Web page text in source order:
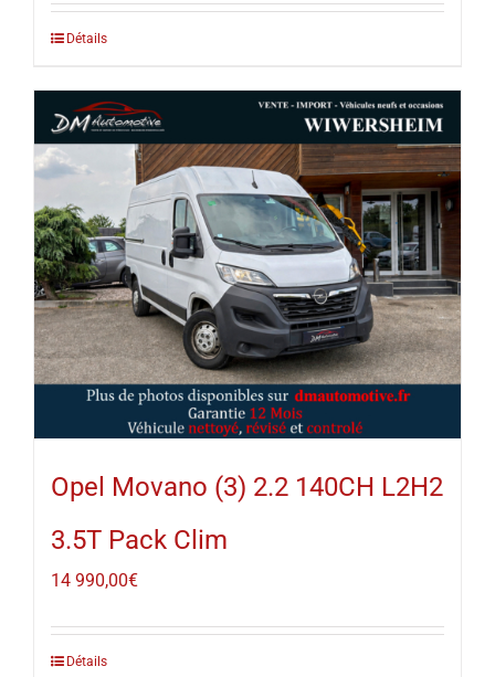
Détails
Opel Movano (3) 2.2 140CH L2H2
3.5T Pack Clim
14 990,00€
Détails